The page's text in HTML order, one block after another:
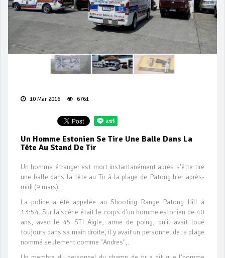
10 Mar 2016 6761
Un Homme Estonien Se Tire Une Balle Dans La
Tête Au Stand De Tir
Un homme étranger est mort instantanément après s'être tiré
une balle dans la tête au Tir à la plage de Patong hier après-
midi (9 mars).
La police a été appelée au Shooting Range Patong Hill à
13:54. Sur la scène était le corps d'un homme estonien de 40
ans, avec le 45 STI Aigle, arme de poing, qu'il avait loué
toujours dans sa main droite, il y avait un personnel de la plage
nommé seulement comme "Andres",.